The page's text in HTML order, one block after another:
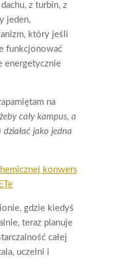
z turbin, z
jeden,
który jeśli
funkcjonować
energetycznie
na
cały kampus, a
działać jako jedna
gdzie kiedyś
teraz planuje
całej
uczelni i